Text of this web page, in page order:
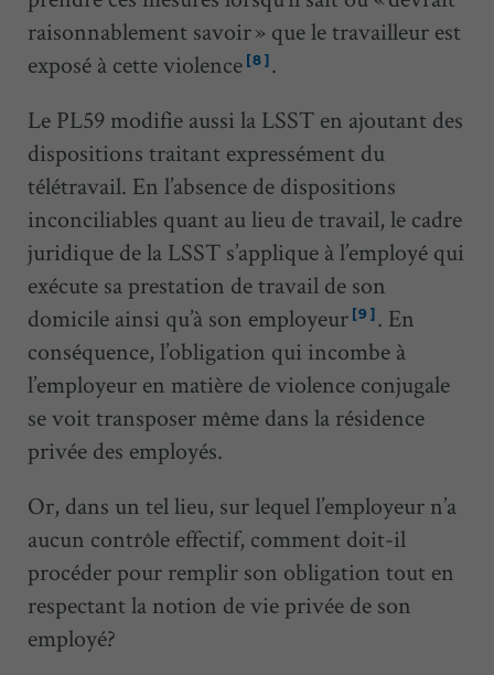
raisonnablement savoir » que le travailleur est
exposé à cette violence [8] .
Le PL59 modifie aussi la LSST en ajoutant des
dispositions traitant expressément du
télétravail. En l’absence de dispositions
inconciliables quant au lieu de travail, le cadre
juridique de la LSST s’applique à l’employé qui
exécute sa prestation de travail de son
domicile ainsi qu’à son employeur [9] . En
conséquence, l’obligation qui incombe à
l’employeur en matière de violence conjugale
se voit transposer même dans la résidence
privée des employés.
Or, dans un tel lieu, sur lequel l’employeur n’a
aucun contrôle effectif, comment doit-il
procéder pour remplir son obligation tout en
respectant la notion de vie privée de son
employé?